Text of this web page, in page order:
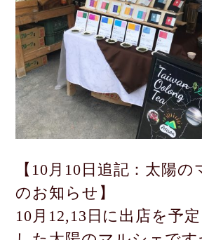
【10月10日追記：太陽
のお知らせ】
10月12,13日に出店を予